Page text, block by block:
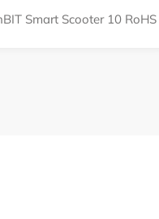
Smart Scooter 10 RoHS